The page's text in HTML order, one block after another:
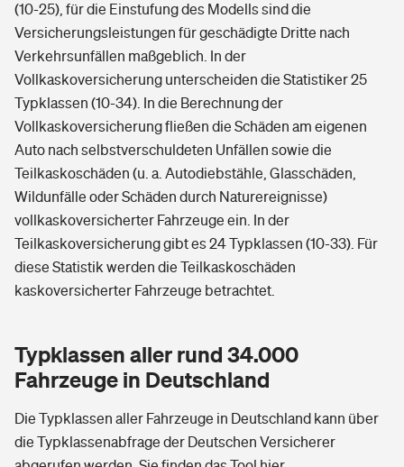
(10-25), für die Einstufung des Modells sind die
Versicherungsleistungen für geschädigte Dritte nach
Verkehrsunfällen maßgeblich. In der
Vollkaskoversicherung unterscheiden die Statistiker 25
Typklassen (10-34). In die Berechnung der
Vollkaskoversicherung fließen die Schäden am eigenen
Auto nach selbstverschuldeten Unfällen sowie die
Teilkaskoschäden (u. a. Autodiebstähle, Glasschäden,
Wildunfälle oder Schäden durch Naturereignisse)
vollkaskoversicherter Fahrzeuge ein. In der
Teilkaskoversicherung gibt es 24 Typklassen (10-33). Für
diese Statistik werden die Teilkaskoschäden
kaskoversicherter Fahrzeuge betrachtet.
Typklassen aller rund 34.000
Fahrzeuge in Deutschland
Die Typklassen aller Fahrzeuge in Deutschland kann über
die Typklassenabfrage der Deutschen Versicherer